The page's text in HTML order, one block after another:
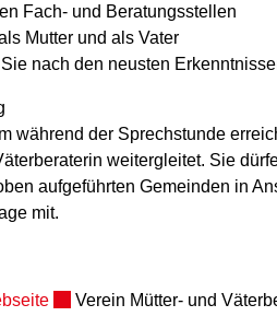
Fach- und Beratungsstellen
Mutter und als Vater
nach den neusten
während der Sprechstunde
weitergleitet. Sie
aufgeführten Gemeinden in
mit.
Externer Link wird in einem
Verein Mütter- und